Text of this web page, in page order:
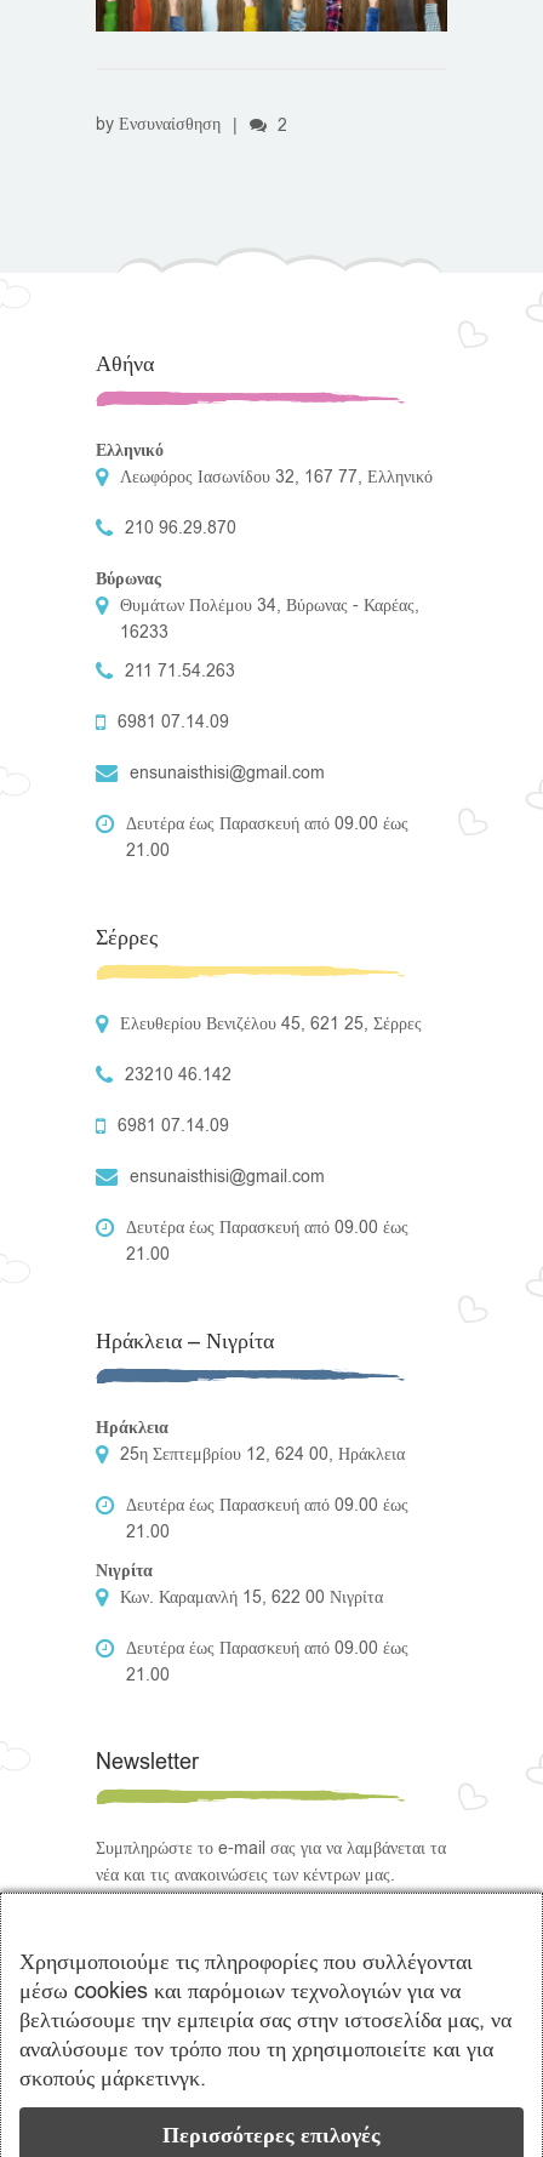
by Ενσυναίσθηση | 2
Αθήνα
Ελληνικό
Λεωφόρος Ιασωνίδου 32, 167 77, Ελληνικό
210 96.29.870
Βύρωνας
Θυμάτων Πολέμου 34, Βύρωνας - Καρέας,
16233
211 71.54.263
6981 07.14.09
ensunaisthisi@gmail.com
Δευτέρα έως Παρασκευή από 09.00 έως
21.00
Σέρρες
Ελευθερίου Βενιζέλου 45, 621 25, Σέρρες
23210 46.142
6981 07.14.09
ensunaisthisi@gmail.com
Δευτέρα έως Παρασκευή από 09.00 έως
21.00
Ηράκλεια – Νιγρίτα
Ηράκλεια
25η Σεπτεμβρίου 12, 624 00, Ηράκλεια
Δευτέρα έως Παρασκευή από 09.00 έως
21.00
Νιγρίτα
Κων. Καραμανλή 15, 622 00 Νιγρίτα
Δευτέρα έως Παρασκευή από 09.00 έως
21.00
Newsletter
Συμπληρώστε το e-mail σας για να λαμβάνεται τα
νέα και τις ανακοινώσεις των κέντρων μας.
Copyright © 2021 Πρότυπα Κέντρα
Χρησιμοποιούμε τις πληροφορίες που συλλέγονται
μέσω cookies και παρόμοιων τεχνολογιών για να
βελτιώσουμε την εμπειρία σας στην ιστοσελίδα μας, να
αναλύσουμε τον τρόπο που τη χρησιμοποιείτε και για
σκοπούς μάρκετινγκ.
Περισσότερες επιλογές